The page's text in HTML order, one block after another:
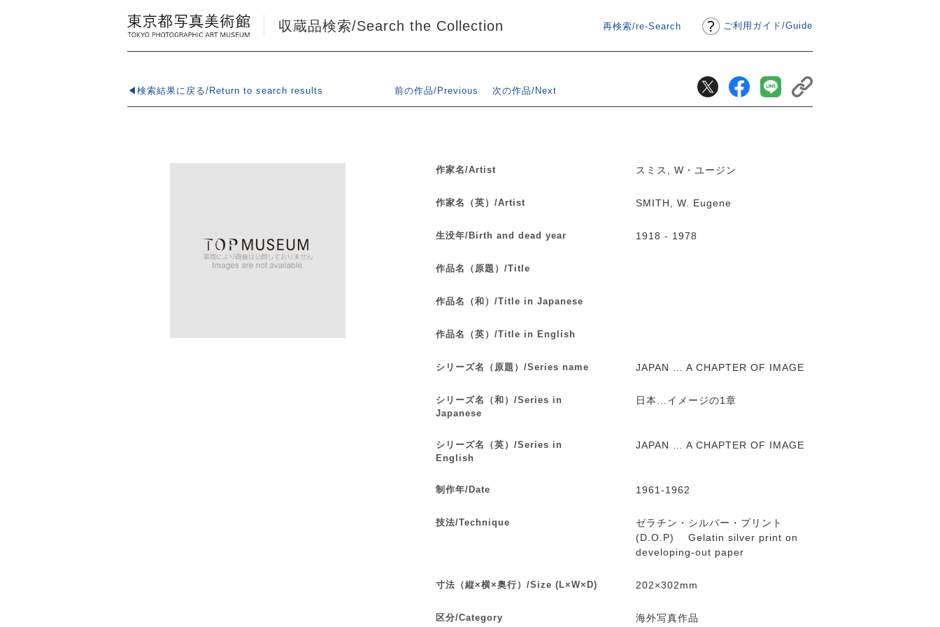
ご利用ガイド/Guide
収蔵品検索/Search the Collection 再検索/re-Search
◀検索結果に戻る/Return to search results 前の作品/Previous 次の作品/Next
作家名/Artist スミス, W・ユージン
作家名（英）/Artist SMITH, W. Eugene
生没年/Birth and dead year 1918 - 1978
作品名（原題）/Title
作品名（和）/Title in Japanese
作品名（英）/Title in English
シリーズ名（原題）/Series name JAPAN … A CHAPTER OF IMAGE
シリーズ名（和）/Series in
Japanese
日本…イメージの1章
シリーズ名（英）/Series in
English
JAPAN … A CHAPTER OF IMAGE
制作年/Date 1961-1962
技法/Technique
ゼラチン・シルバー・プリント
(D.O.P) Gelatin silver print on
developing-out paper
寸法（縦×横×奥行）/Size (L×W×D) 202×302mm
区分/Category 海外写真作品